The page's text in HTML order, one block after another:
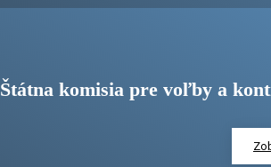
Štátna komisia pre voľby a